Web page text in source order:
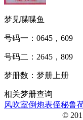
梦见喋喋鱼
号码一：0645，609
号码二：2645，809
梦册数：梦册上册
相关梦册查询
风吹室倒炮表侄秘鲁
©